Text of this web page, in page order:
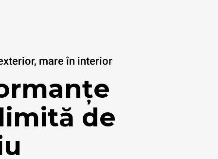
mare în interior
de